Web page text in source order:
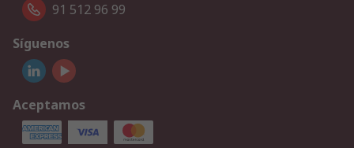
91 512 96 99
Síguenos
Aceptamos